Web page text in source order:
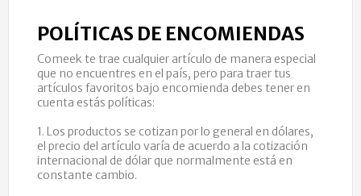
POLÍTICAS DE ENCOMIENDAS
Comeek te trae cualquier artículo de manera especial
que no encuentres en el país, pero para traer tus
artículos favoritos bajo encomienda debes tener en
cuenta estás políticas:
1. Los productos se cotizan por lo general en dólares,
el precio del artículo varía de acuerdo a la cotización
internacional de dólar que normalmente está en
constante cambio.